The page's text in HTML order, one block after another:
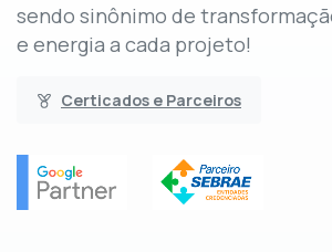
sendo sinônimo de
e energia a cada projeto!
Certicados e Parceiros